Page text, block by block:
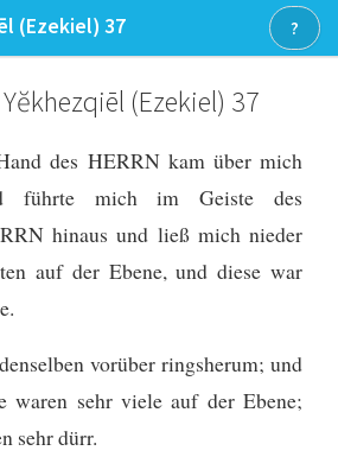
(Ezekiel) 37 ?
(Ezekiel) 37
des HERRN kam über mich
führte mich im Geiste des
hinaus und ließ mich nieder
auf der Ebene, und diese war
vorüber ringsherum; und
waren sehr viele auf der Ebene;
sehr dürr.